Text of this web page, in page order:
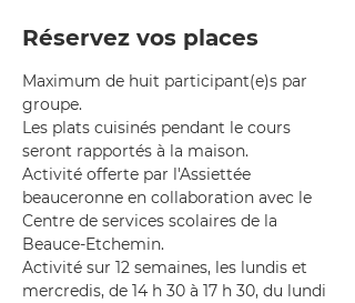
Réservez vos places
Maximum de huit participant(e)s par
groupe.
Les plats cuisinés pendant le cours
seront rapportés à la maison.
Activité offerte par l'Assiettée
beauceronne en collaboration avec le
Centre de services scolaires de la
Beauce-Etchemin.
Activité sur 12 semaines, les lundis et
mercredis, de 14 h 30 à 17 h 30, du lundi